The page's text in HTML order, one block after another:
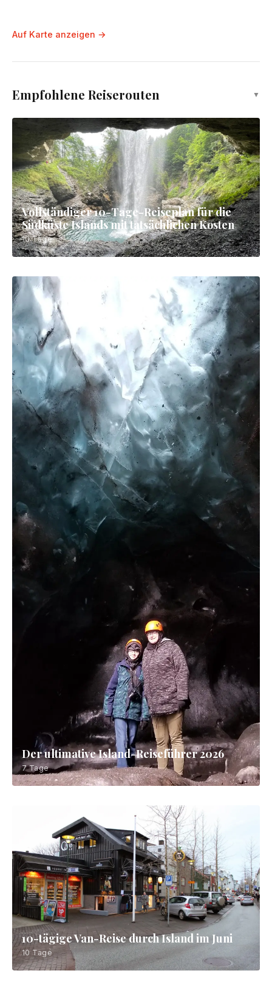
Skogafoss Waterfall
Sehenswürdigkeit
Mývatn-See
Sehenswürdigkeit
Auf Karte anzeigen →
Empfohlene Reiserouten ▼
Vollständiger 10-Tage-Reiseplan für die
Südküste Islands mit tatsächlichen Kosten
10 Tage
Der ultimative Island-Reiseführer 2026
7 Tage